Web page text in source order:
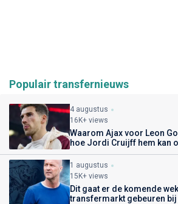
Populair transfernieuws
4 augustus
16K+ views
Waarom Ajax voor Leon
hoe Jordi Cruijff hem kan
1 augustus
15K+ views
Dit gaat er de komende
transfermarkt gebeuren bij